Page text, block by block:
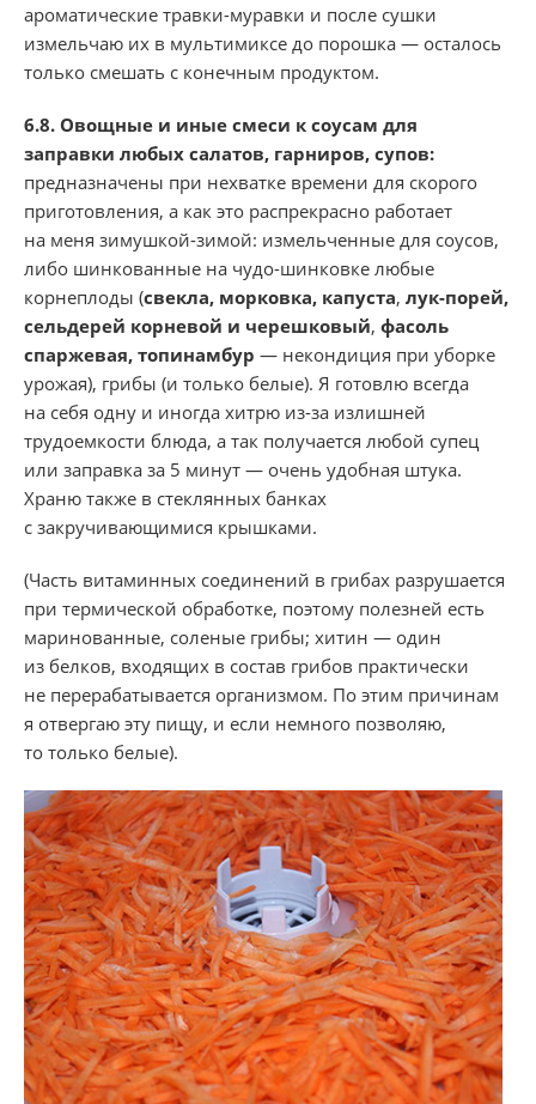
ароматические травки-муравки и после сушки
измельчаю их в мультимиксе до порошка — осталось
только смешать с конечным продуктом.
6.8. Овощные и иные смеси к соусам для
заправки любых салатов, гарниров, супов:
предназначены при нехватке времени для скорого
приготовления, а как это распрекрасно работает
на меня зимушкой-зимой: измельченные для соусов,
либо шинкованные на чудо-шинковке любые
корнеплоды (свекла, морковка, капуста, лук-порей,
сельдерей корневой и черешковый, фасоль
спаржевая, топинамбур — некондиция при уборке
урожая), грибы (и только белые). Я готовлю всегда
на себя одну и иногда хитрю из-за излишней
трудоемкости блюда, а так получается любой супец
или заправка за 5 минут — очень удобная штука.
Храню также в стеклянных банках
с закручивающимися крышками.
(Часть витаминных соединений в грибах разрушается
при термической обработке, поэтому полезней есть
маринованные, соленые грибы; хитин — один
из белков, входящих в состав грибов практически
не перерабатывается организмом. По этим причинам
я отвергаю эту пищу, и если немного позволяю,
то только белые).